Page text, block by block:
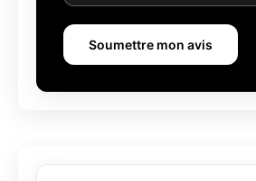
Soumettre mon avis